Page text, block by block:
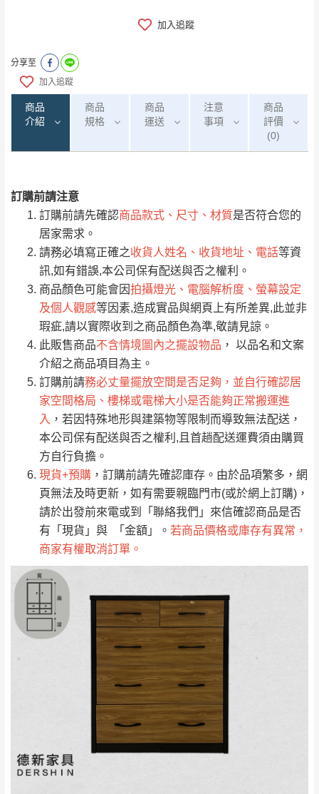
加入追蹤
分享至
加入追蹤
商品
介紹
商品
規格
商品
運送
注意
事項
商品
評價
(0)
訂購前請注意
訂購前請先確認商品款式、尺寸、材質是否符合您的
居家需求。
請務必填寫正確之收貨人姓名、收貨地址、電話等資
訊,如有錯誤,本公司保有配送與否之權利。
商品顏色可能會因拍攝燈光、電腦解析度、螢幕設定
及個人觀感等因素,造成實品與網頁上有所差異,此並非
瑕疵,請以實際收到之商品顏色為準,敬請見諒。
此販售商品不含情境圖內之擺設物品 ， 以品名和文案
介紹之商品項目為主。
訂購前請務必丈量擺放空間是否足夠，並自行確認居
家空間格局、樓梯或電梯大小是否能夠正常搬運進
入 ，若因特殊地形與建築物等限制而導致無法配送，
本公司保有配送與否之權利,且首趟配送運費須由購買
方自行負擔。
現貨+預購 ，訂購前請先確認庫存。由於品項繁多，網
頁無法及時更新，如有需要親臨門市(或於網上訂購)，
請於出發前來電或到「聯絡我們」來信確認商品是否
有「現貨」與 「金額」。 若商品價格或庫存有異常，
商家有權取消訂單。
運 費 說 明
運送地區 運送費用
偏遠地區
（請先線上詢問 LINE
→@dershin ）
桃園
免 運
費
復興鄉
新竹
峨眉鄉、五峰鄉、
橫山、北埔鄉、尖
石鄉、寶山鄉山
區、新埔山區、芎
里
台北 無
新北
來、平溪、九份、
里、新店山區、三
林、福隆、淡水山
區、北投湖山路、
$ 9,000以上：免
運費
$ 9,000以下：
NT$500元
注意事項：
由於品項繁多，網頁無法及時更新，如有需
要購買商品，請於出發前來電或到「官方
Line客服」來信確認商品是否有「現貨」與
「金額」。
若商品價格或庫存有異常，商家有權取消訂
單。部分網路商品恕無法更改原設計或客製，敬請
見諒！
接單後二日內(不含例假日)，我們客服會與您
電話聯絡或E-Mail通知確認訂單。
（線上客
服 LINE → @dershin）
下單前先詢問是否現貨 ，若未詢問下單後無
現貨我們客服會再來電或E-Mail與您聯絡
（洽詢方式請搜尋 Line ID → @dershin）
運送範圍：限定北至基隆，南至苗栗，偏遠
地區恕無法提供運送 (詳見運送規章)。
配送範圍：
苗栗至基隆；其它地區暫不開放，如因特殊
地型限制(山區、鄉、鎮、村)、樓梯太小、無
法搬運上樓等因素，導致無法配送，
保有出貨的權利。
保護物流人員的工作安全，賣家無提供吊掛
服務，若需以吊車或其他的吊掛方式吊運，
費用將由買方自行支付。
因大型傢俱有組裝、配送的問題，並非一般
快速到貨商品，無法指定特定時間送達，司
機當天到貨前皆會再與您通知，讓你不用整
天在家等貨，以節省您的寶貴時間。
由於百貨公司配送較為不易，故暫無法配送
0/5 (0)筆
全部 依評論高至低排列
依評論低至高排列 只顯示附上圖片
只顯示附上評論